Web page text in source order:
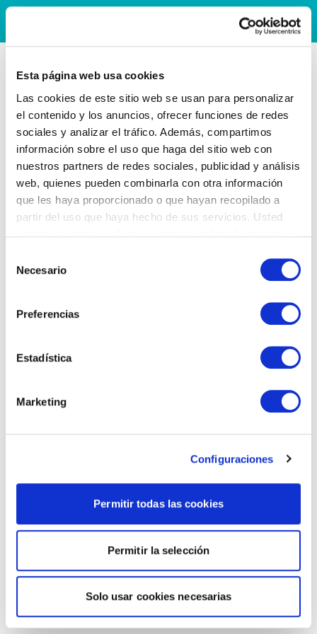
Esta página web usa cookies
Las cookies de este sitio web se usan para personalizar
el contenido y los anuncios, ofrecer funciones de redes
sociales y analizar el tráfico. Además, compartimos
información sobre el uso que haga del sitio web con
nuestros partners de redes sociales, publicidad y análisis
web, quienes pueden combinarla con otra información
que les haya proporcionado o que hayan recopilado a
partir del uso que haya hecho de sus servicios. Usted
Necesario
Preferencias
Estadística
Marketing
Configuraciones
Permitir todas las cookies
Permitir la selección
Solo usar cookies necesarias